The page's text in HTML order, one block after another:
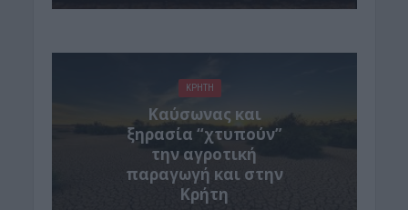
ΚΡΗΤΗ
Καύσωνας και
ξηρασία “χτυπούν”
την αγροτική
παραγωγή και στην
Κρήτη